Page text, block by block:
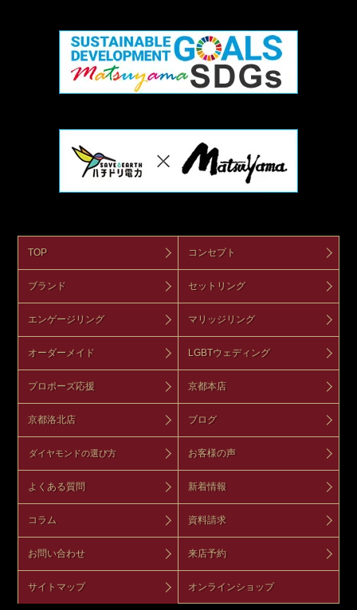
TOP コンセプト
ブランド セットリング
エンゲージリング マリッジリング
オーダーメイド LGBTウェディング
プロポーズ応援 京都本店
京都洛北店 ブログ
ダイヤモンドの選び方 お客様の声
よくある質問 新着情報
コラム 資料請求
お問い合わせ 来店予約
サイトマップ オンラインショップ